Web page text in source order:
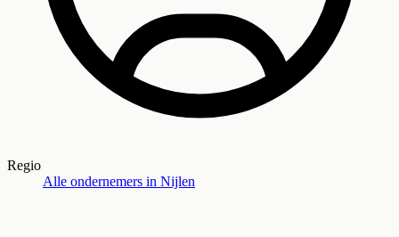
Regio
Alle ondernemers in Nijlen